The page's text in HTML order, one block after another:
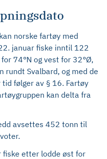
norske fartøy med
januar fiske inntil 122
74°N og vest for 32°Ø,
rundt Svalbard, og med de
følger av § 16. Fartøy
kan delta fra
avsettes 452 tonn til
fiske etter lodde øst for